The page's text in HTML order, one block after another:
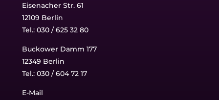
Eisenacher Str. 61
12109 Berlin
Tel.: 030 / 625 32 80
Buckower Damm 177
12349 Berlin
Tel.: 030 / 604 72 17
E-Mail